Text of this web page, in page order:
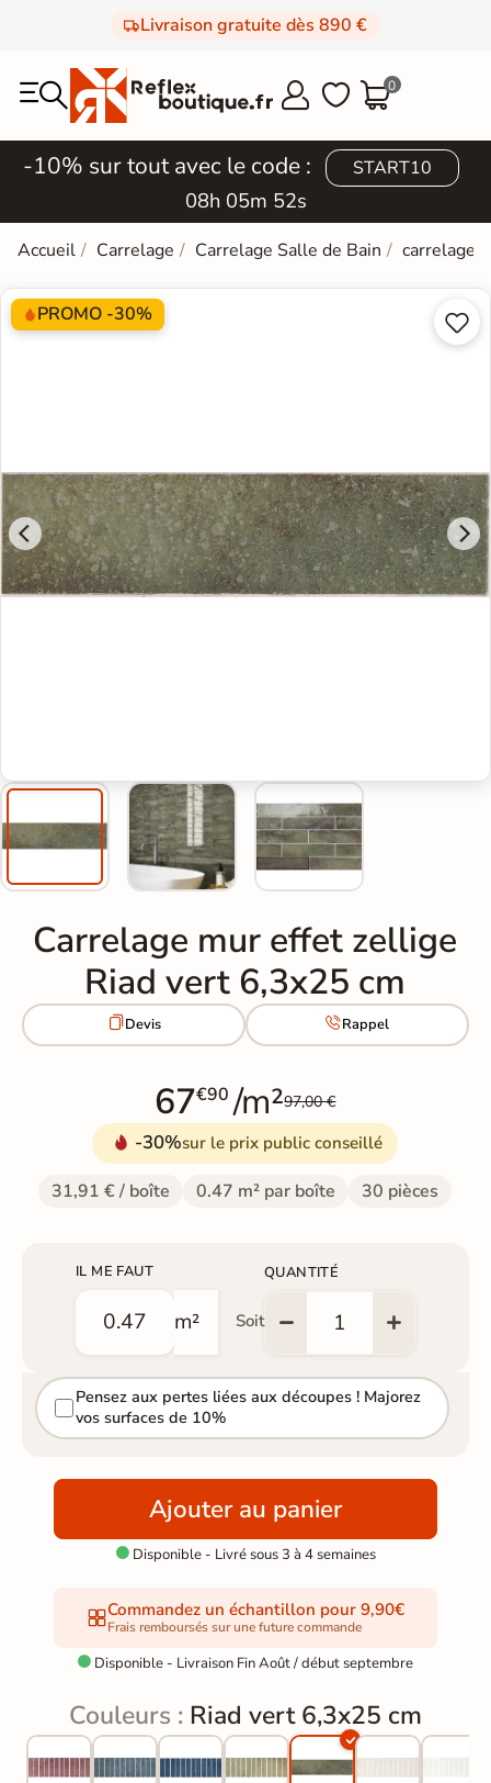
Livraison gratuite dès 890 €
  0
-10% sur tout avec le code : START10
08h 05m 51s
Accueil Carrelage Carrelage Salle de Bain carrelage
PROMO -30% 

Carrelage mur effet zellige
Riad vert 6,3x25 cm
Devis Rappel
67€90 /m²97,00 €
-30%sur le prix public conseillé
31,91 € / boîte 0.47 m² par boîte 30 pièces
IL ME FAUT
m² Soit
QUANTITÉ
Pensez aux pertes liées aux découpes ! Majorez
vos surfaces de 10%
Ajouter au panier
Disponible - Livré sous 3 à 4 semaines
Commandez un échantillon pour 9,90€
Frais remboursés sur une future commande
 Disponible - Livraison Fin Août / début septembre
Couleurs : Riad vert 6,3x25 cm